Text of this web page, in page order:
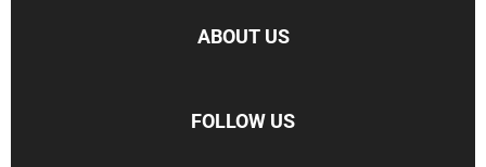
ABOUT US
FOLLOW US